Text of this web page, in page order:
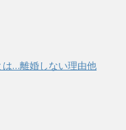
は…離婚しない理由他